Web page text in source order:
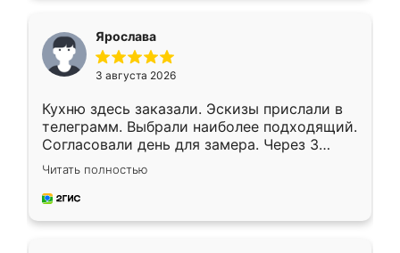
Ярослава
3 августа 2026
Кухню здесь заказали. Эскизы прислали в
телеграмм. Выбрали наиболее подходящий.
Согласовали день для замера. Через 3
недели кухня была уже готова. Остались
довольны работой. Спасибо Ренессанс
мебель за качественную работу!
Читать полностью